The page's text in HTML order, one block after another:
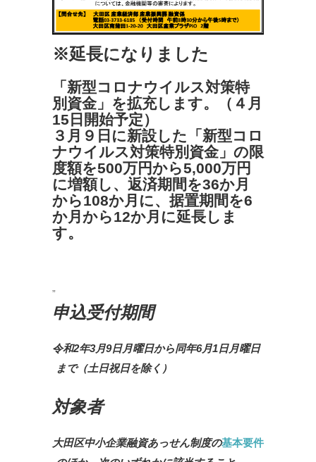
※延長になりました
「新型コロナウイルス対策特
別資金」を拡充します。（４月
15 日開始予定）
３月９日に新設した「新型コロ
ナウイルス対策特別資金」の限
度額を500万円から5,000万円
に増額し、返済期間を36か月
から108か月に、据置期間を6
か月から12か月に延長しま
す。
申込受付期間
令和2年3月9日月曜日から同年6月1日月曜日
まで（土日祝日を除く）
対象者
大田区中小企業融資あっせん制度の基本要件